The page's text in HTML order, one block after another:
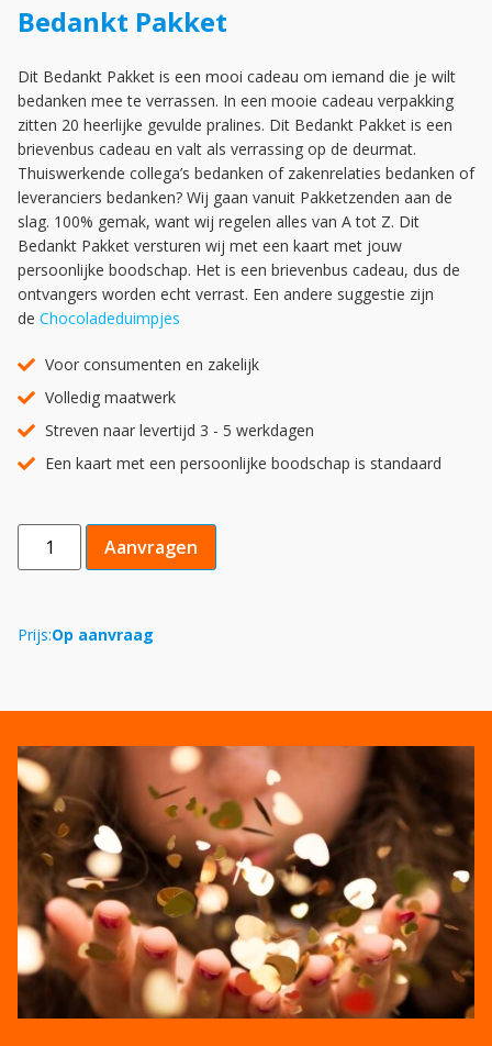
Bedankt Pakket
Dit Bedankt Pakket is een mooi cadeau om iemand die je wilt
bedanken mee te verrassen. In een mooie cadeau verpakking
zitten 20 heerlijke gevulde pralines. Dit Bedankt Pakket is een
brievenbus cadeau en valt als verrassing op de deurmat.
Thuiswerkende collega’s bedanken of zakenrelaties bedanken of
leveranciers bedanken? Wij gaan vanuit Pakketzenden aan de
slag. 100% gemak, want wij regelen alles van A tot Z. Dit
Bedankt Pakket versturen wij met een kaart met jouw
persoonlijke boodschap. Het is een brievenbus cadeau, dus de
ontvangers worden echt verrast. Een andere suggestie zijn
de Chocoladeduimpjes
Voor consumenten en zakelijk
Volledig maatwerk
Streven naar levertijd 3 - 5 werkdagen
Een kaart met een persoonlijke boodschap is standaard
Aanvragen
Prijs:Op aanvraag